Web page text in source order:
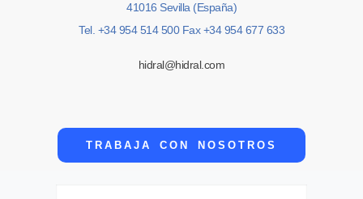
41016 Sevilla (España)
Tel. +34 954 514 500 Fax +34 954 677 633
hidral@hidral.com
TRABAJA CON NOSOTROS